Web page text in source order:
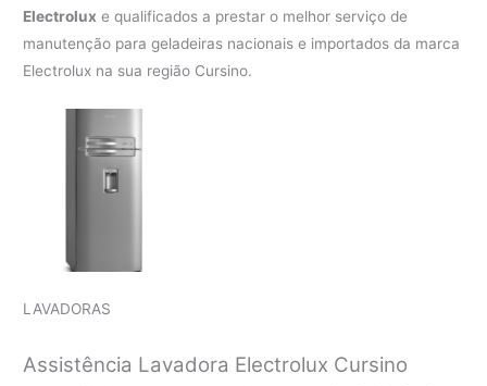
Electrolux e qualificados a prestar o melhor serviço de
manutenção para geladeiras nacionais e importados da marca
Electrolux na sua região Cursino.
LAVADORAS
Assistência Lavadora Electrolux Cursino